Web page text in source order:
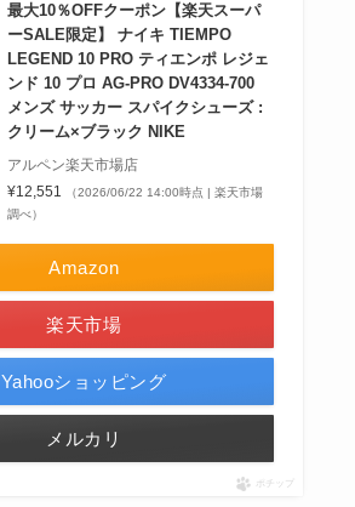
最大10％OFFクーポン【楽天スーパ
ーSALE限定】 ナイキ TIEMPO
LEGEND 10 PRO ティエンポ レジェ
ンド 10 プロ AG-PRO DV4334-700
メンズ サッカー スパイクシューズ :
クリーム×ブラック NIKE
アルペン楽天市場店
¥12,551
（2026/06/22 14:00時点 | 楽天市場
調べ）
Amazon
楽天市場
Yahooショッピング
メルカリ
ポチップ